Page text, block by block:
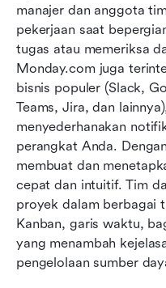
manajer dan anggota
pekerjaan saat
tugas atau memeriksa
Monday.com juga
bisnis populer (Slack,
Teams, Jira, dan
menyederhanakan
perangkat Anda.
membuat dan
cepat dan intuitif. Tim
proyek dalam berbagai
Kanban, garis waktu,
yang menambah
pengelolaan sumber